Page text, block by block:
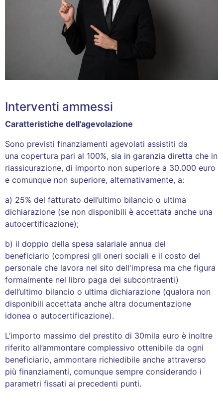
Interventi ammessi
Caratteristiche dell’agevolazione
Sono previsti finanziamenti agevolati assistiti da
una copertura pari al 100%, sia in garanzia diretta che in
riassicurazione, di importo non superiore a 30.000 euro
e comunque non superiore, alternativamente, a:
a) 25% del fatturato dell’ultimo bilancio o ultima
dichiarazione (se non disponibili è accettata anche una
autocertificazione);
b) il doppio della spesa salariale annua del
beneficiario (compresi gli oneri sociali e il costo del
personale che lavora nel sito dell'impresa ma che figura
formalmente nel libro paga dei subcontraenti)
dell’ultimo bilancio o ultima dichiarazione (qualora non
disponibili accettata anche altra documentazione
idonea o autocertificazione).
L’importo massimo del prestito di 30mila euro è inoltre
riferito all’ammontare complessivo ottenibile da ogni
beneficiario, ammontare richiedibile anche attraverso
più finanziamenti, comunque sempre considerando i
parametri fissati ai precedenti punti.